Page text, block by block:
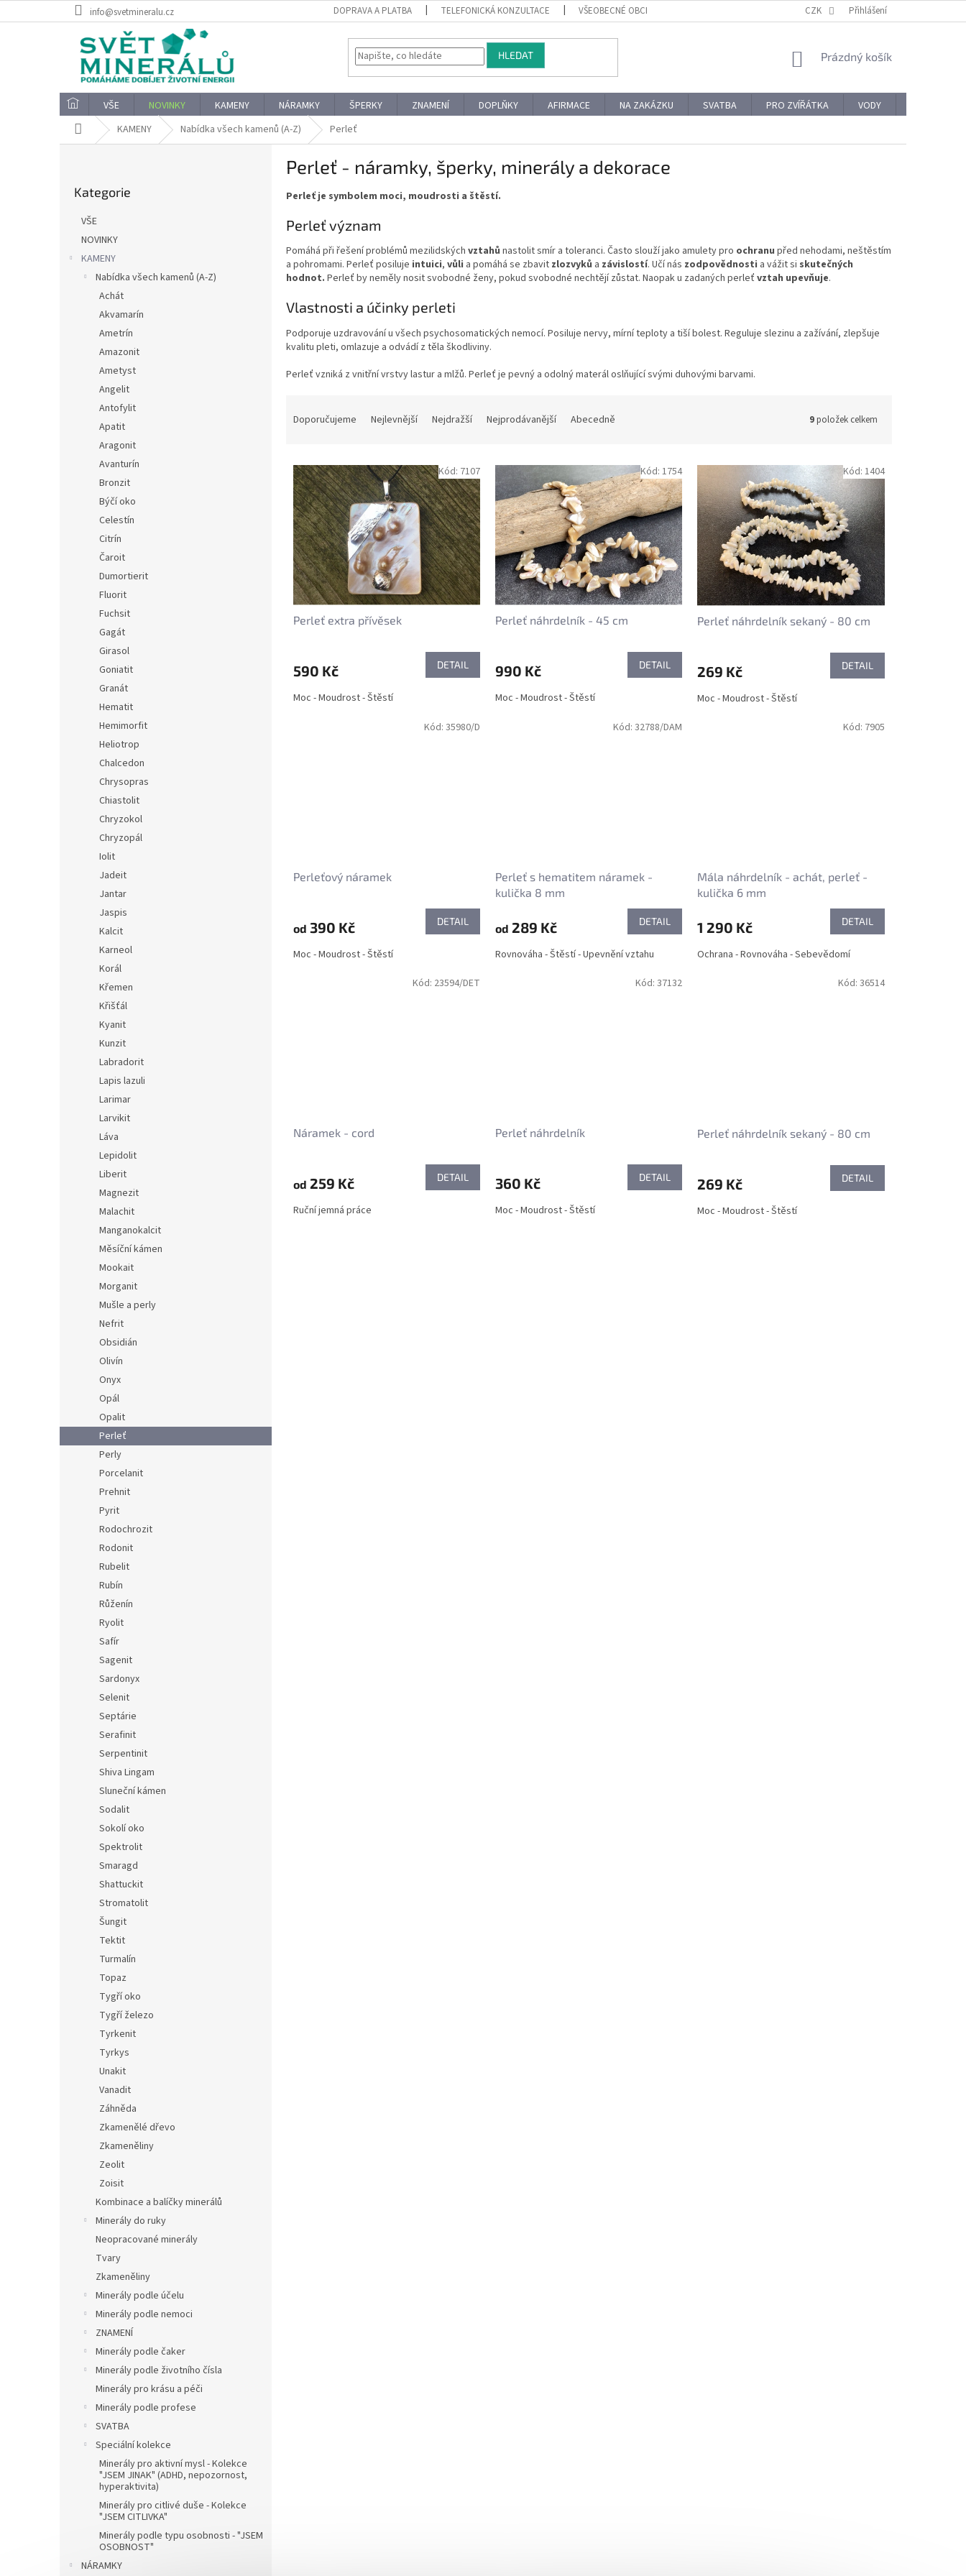
na
info@svetmineralu.cz DOPRAVA A PLATBA TELEFONICKÁ KONZULTACE VŠEOBECNÉ OBCHODNÍ PODMÍNKY REKLAMACE A VRÁCENÍ ZBOŽÍ
CZK Přihlášení
HLEDAT
NÁKUPNÍ
Prázdný košík
VŠE NOVINKY KAMENY NÁRAMKY ŠPERKY ZNAMENÍ DOPLŇKY AFIRMACE NA ZAKÁZKU SVATBA PRO ZVÍŘÁTKA VODY
Domů KAMENY Nabídka všech kamenů (A-Z) Perleť
kategorie
Kategorie
VŠE
NOVINKY
KAMENY
Nabídka všech kamenů (A-Z)
Achát
Akvamarín
Ametrín
Amazonit
Ametyst
Angelit
Antofylit
Apatit
Aragonit
Avanturín
Bronzit
Býčí oko
Celestín
Citrín
Čaroit
Dumortierit
Fluorit
Fuchsit
Gagát
Girasol
Goniatit
Granát
Hematit
Hemimorfit
Heliotrop
Chalcedon
Chrysopras
Chiastolit
Chryzokol
Chryzopál
Iolit
Jadeit
Jantar
Jaspis
Kalcit
Karneol
Korál
Křemen
Křišťál
Kyanit
Kunzit
Labradorit
Lapis lazuli
Larimar
Larvikit
Láva
Lepidolit
Liberit
Magnezit
Malachit
Manganokalcit
Měsíční kámen
Mookait
Morganit
Mušle a perly
Nefrit
Obsidián
Olivín
Onyx
Opál
Opalit
Perleť
Perly
Porcelanit
Prehnit
Pyrit
Rodochrozit
Rodonit
Rubelit
Rubín
Růženín
Ryolit
Safír
Sagenit
Sardonyx
Selenit
Septárie
Serafinit
Serpentinit
Shiva Lingam
Sluneční kámen
Sodalit
Sokolí oko
Spektrolit
Smaragd
Shattuckit
Stromatolit
Šungit
Tektit
Turmalín
Topaz
Tygří oko
Tygří železo
Tyrkenit
Tyrkys
Unakit
Vanadit
Záhněda
Zkamenělé dřevo
Zkameněliny
Zeolit
Zoisit
Kombinace a balíčky minerálů
Minerály do ruky
Neopracované minerály
Tvary
Zkameněliny
Minerály podle účelu
Minerály podle nemoci
ZNAMENÍ
Minerály podle čaker
Minerály podle životního čísla
Minerály pro krásu a péči
Minerály podle profese
SVATBA
Speciální kolekce
Minerály pro aktivní mysl - Kolekce
"JSEM JINAK" (ADHD, nepozornost,
hyperaktivita)
Minerály pro citlivé duše - Kolekce
"JSEM CITLIVKA"
Minerály podle typu osobnosti - "JSEM
OSOBNOST"
NÁRAMKY
Perleť - náramky, šperky, minerály a dekorace
Perleť je symbolem moci, moudrosti a štěstí.
Perleť význam
Pomáhá při řešení problémů mezilidských vztahů nastolit smír a toleranci. Často slouží jako amulety pro ochranu před nehodami, neštěstím
a pohromami. Perleť posiluje intuici, vůli a pomáhá se zbavit zlozvyků a závislostí. Učí nás zodpovědnosti a vážit si skutečných
hodnot. Perleť by neměly nosit svobodné ženy, pokud svobodné nechtějí zůstat. Naopak u zadaných perleť vztah upevňuje.
Vlastnosti a účinky perleti
Podporuje uzdravování u všech psychosomatických nemocí. Posiluje nervy, mírní teploty a tiší bolest. Reguluje slezinu a zažívání, zlepšuje
kvalitu pleti, omlazuje a odvádí z těla škodliviny.
Perleť vzniká z vnitřní vrstvy lastur a mlžů. Perleť je pevný a odolný materál oslňující svými duhovými barvami.
n
p
Doporučujeme Nejlevnější Nejdražší Nejprodávanější Abecedně 9položek celkem
V
p
p
Perleť extra přívěsek
590 Kč DETAIL
Moc - Moudrost - Štěstí
Kód: 7107
Perleť náhrdelník - 45 cm
990 Kč DETAIL
Moc - Moudrost - Štěstí
Kód: 1754
Perleť náhrdelník sekaný - 80 cm
269 Kč DETAIL
Moc - Moudrost - Štěstí
Kód: 1404
Perleťový náramek
od 390 Kč DETAIL
Moc - Moudrost - Štěstí
Kód: 35980/D
Perleť s hematitem náramek -
kulička 8 mm
od 289 Kč DETAIL
Rovnováha - Štěstí - Upevnění vztahu
Kód: 32788/DAM
Mála náhrdelník - achát, perleť -
kulička 6 mm
1 290 Kč DETAIL
Ochrana - Rovnováha - Sebevědomí
Kód: 7905
Náramek - cord
od 259 Kč DETAIL
Ruční jemná práce
Kód: 23594/DET
Perleť náhrdelník
360 Kč DETAIL
Moc - Moudrost - Štěstí
Kód: 37132
Perleť náhrdelník sekaný - 80 cm
269 Kč DETAIL
Moc - Moudrost - Štěstí
Kód: 36514